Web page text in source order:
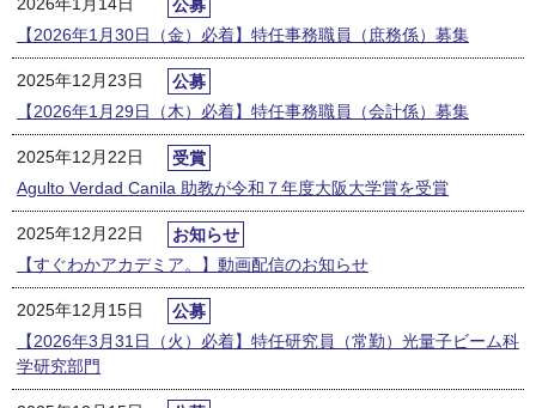
2026年1月14日
公募
【2026年1月30日（金）必着】特任事務職員（庶務係）募集
2025年12月23日
公募
【2026年1月29日（木）必着】特任事務職員（会計係）募集
2025年12月22日
受賞
Agulto Verdad Canila 助教が令和７年度大阪大学賞を受賞
2025年12月22日
お知らせ
【すぐわかアカデミア。】動画配信のお知らせ
2025年12月15日
公募
【2026年3月31日（火）必着】特任研究員（常勤）光量子ビーム科
学研究部門